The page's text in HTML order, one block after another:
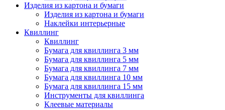
Изделия из картона и бумаги
Изделия из картона и бумаги
Наклейки интерьерные
Квиллинг
Квиллинг
Бумага для квиллинга 3 мм
Бумага для квиллинга 5 мм
Бумага для квиллинга 7 мм
Бумага для квиллинга 10 мм
Бумага для квиллинга 15 мм
Инструменты для квиллинга
Клеевые материалы